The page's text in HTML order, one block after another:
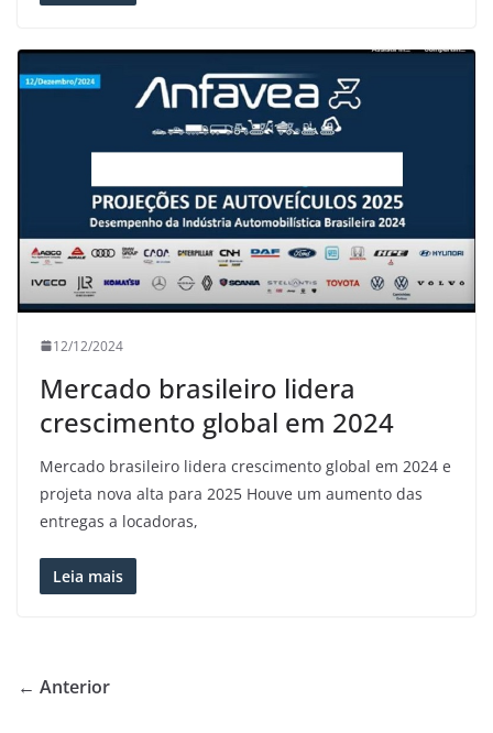
12/12/2024
Mercado brasileiro lidera
crescimento global em 2024
Mercado brasileiro lidera crescimento global em 2024 e
projeta nova alta para 2025 Houve um aumento das
entregas a locadoras,
Leia mais
← Anterior